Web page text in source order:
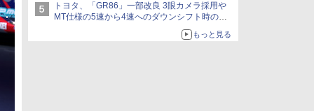
トヨタ、「GR86」一部改良 3眼カメラ採用や
MT仕様の5速から4速へのダウンシフト時の操
もっと見る